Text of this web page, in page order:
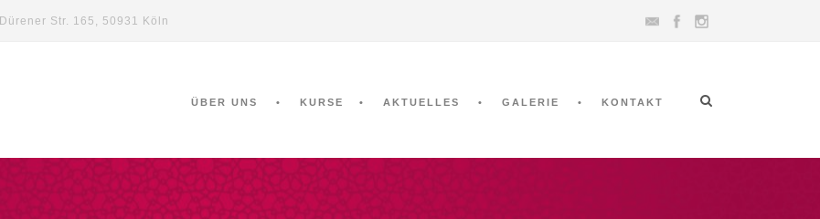
Dürener Str. 165, 50931 Köln
ÜBER UNS KURSE AKTUELLES GALERIE KONTAKT